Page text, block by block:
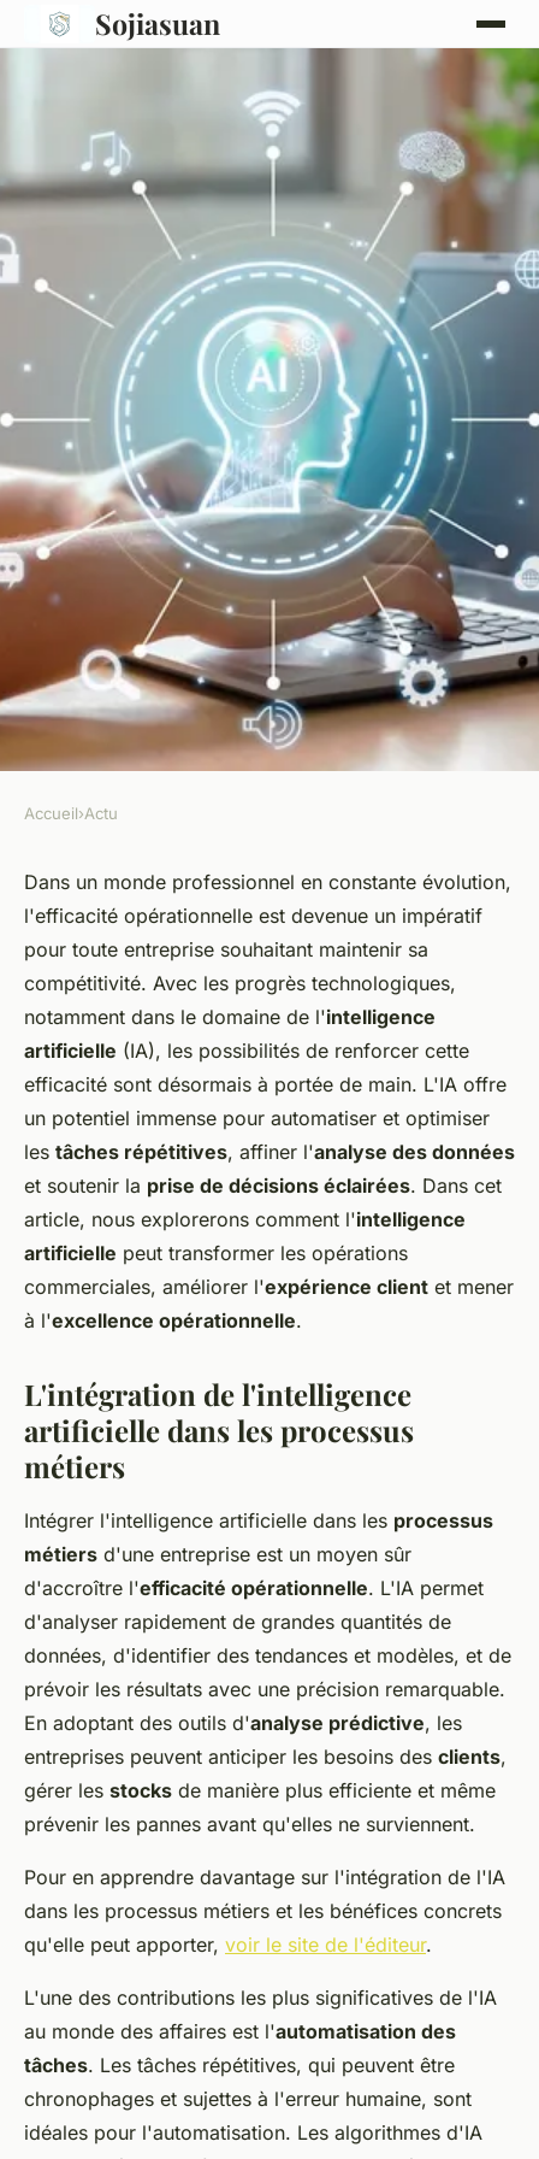
Sojiasuan
Comment améliorer
l'efficacité opérationnelle avec
l'intelligence artificielle ?
Noémie•29 janvier 2024•2 min de lecture
Accueil›Actu
Dans un monde professionnel en constante évolution,
l'efficacité opérationnelle est devenue un impératif
pour toute entreprise souhaitant maintenir sa
compétitivité. Avec les progrès technologiques,
notamment dans le domaine de l'intelligence
artificielle (IA), les possibilités de renforcer cette
efficacité sont désormais à portée de main. L'IA offre
un potentiel immense pour automatiser et optimiser
les tâches répétitives, affiner l'analyse des données
et soutenir la prise de décisions éclairées. Dans cet
article, nous explorerons comment l'intelligence
artificielle peut transformer les opérations
commerciales, améliorer l'expérience client et mener
à l'excellence opérationnelle.
L'intégration de l'intelligence
artificielle dans les processus
métiers
Intégrer l'intelligence artificielle dans les processus
métiers d'une entreprise est un moyen sûr
d'accroître l'efficacité opérationnelle. L'IA permet
d'analyser rapidement de grandes quantités de
données, d'identifier des tendances et modèles, et de
prévoir les résultats avec une précision remarquable.
En adoptant des outils d'analyse prédictive, les
entreprises peuvent anticiper les besoins des clients,
gérer les stocks de manière plus efficiente et même
prévenir les pannes avant qu'elles ne surviennent.
Pour en apprendre davantage sur l'intégration de l'IA
dans les processus métiers et les bénéfices concrets
qu'elle peut apporter, voir le site de l'éditeur.
L'une des contributions les plus significatives de l'IA
au monde des affaires est l'automatisation des
tâches. Les tâches répétitives, qui peuvent être
chronophages et sujettes à l'erreur humaine, sont
idéales pour l'automatisation. Les algorithmes d'IA